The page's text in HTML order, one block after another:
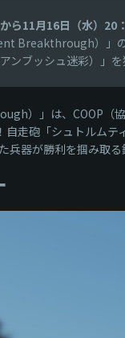
ら11月16日（水）20
Breakthrough）」
ブッシュ迷彩）」を
）」は、COOP（
走砲「シュトルム
器が勝利を掴み取る